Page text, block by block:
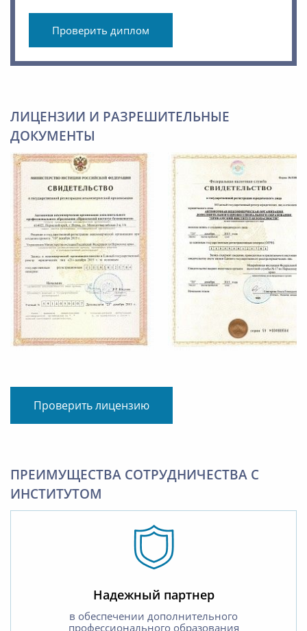
Проверить диплом
ЛИЦЕНЗИИ И РАЗРЕШИТЕЛЬНЫЕ
ДОКУМЕНТЫ
Проверить лицензию
ПРЕИМУЩЕСТВА СОТРУДНИЧЕСТВА С
ИНСТИТУТОМ
Надежный партнер
в обеспечении дополнительного
профессионального образования